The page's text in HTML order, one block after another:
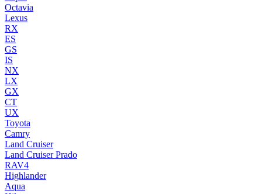
Octavia
Lexus
RX
ES
GS
IS
NX
LX
GX
CT
UX
Toyota
Camry
Land Cruiser
Land Cruiser Prado
RAV4
Highlander
Aqua